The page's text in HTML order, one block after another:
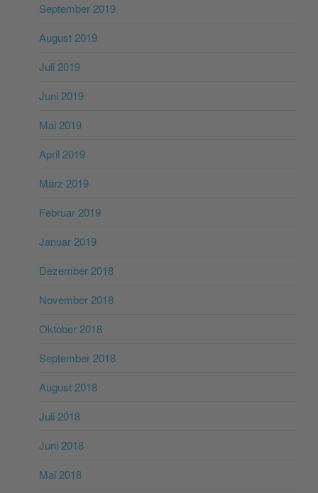
September 2019
August 2019
Juli 2019
Juni 2019
Mai 2019
April 2019
März 2019
Februar 2019
Januar 2019
Dezember 2018
November 2018
Oktober 2018
September 2018
August 2018
Juli 2018
Juni 2018
Mai 2018